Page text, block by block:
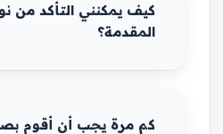
كيف يمكنني التأكد من
المقدمة؟
كم مرة يجب أن أقوم